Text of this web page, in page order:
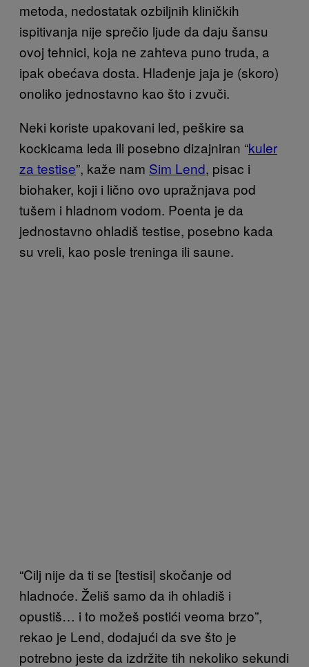
metoda, nedostatak ozbiljnih kliničkih
ispitivanja nije sprečio ljude da daju šansu
ovoj tehnici, koja ne zahteva puno truda, a
ipak obećava dosta. Hlađenje jaja je (skoro)
onoliko jednostavno kao što i zvuči.
Neki koriste upakovani led, peškire sa
kockicama leda ili posebno dizajniran “kuler
za testise”, kaže nam Sim Lend, pisac i
biohaker, koji i lično ovo upražnjava pod
tušem i hladnom vodom. Poenta je da
jednostavno ohladiš testise, posebno kada
su vreli, kao posle treninga ili saune.
“Cilj nije da ti se [testisi| skočanje od
hladnoće. Želiš samo da ih ohladiš i
opustiš… i to možeš postići veoma brzo”,
rekao je Lend, dodajući da sve što je
potrebno jeste da izdržite tih nekoliko sekundi